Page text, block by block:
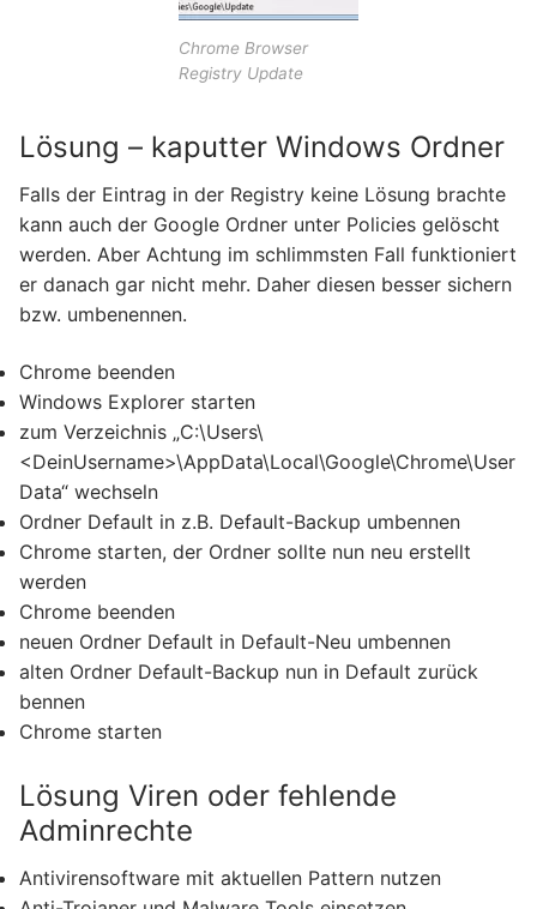
Chrome Browser
Registry Update
Lösung – kaputter Windows Ordner
Falls der Eintrag in der Registry keine Lösung brachte
kann auch der Google Ordner unter Policies gelöscht
werden. Aber Achtung im schlimmsten Fall funktioniert
er danach gar nicht mehr. Daher diesen besser sichern
bzw. umbenennen.
Chrome beenden
Windows Explorer starten
zum Verzeichnis „C:\Users\
<DeinUsername>\AppData\Local\Google\Chrome\User
Data“ wechseln
Ordner Default in z.B. Default-Backup umbennen
Chrome starten, der Ordner sollte nun neu erstellt
werden
Chrome beenden
neuen Ordner Default in Default-Neu umbennen
alten Ordner Default-Backup nun in Default zurück
bennen
Chrome starten
Lösung Viren oder fehlende
Adminrechte
Antivirensoftware mit aktuellen Pattern nutzen